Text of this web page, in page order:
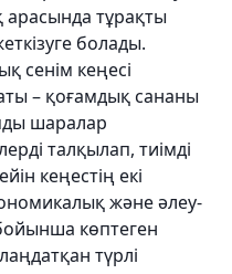
арасында тұрақты
болады.
сенім кеңесі
– қоғамдық сананы
шаралар
талқылап, тиімді
кеңестің екі
және әлеу­
көп­теген
түрлі